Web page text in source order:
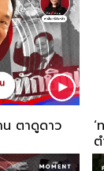
น ตาดูดาว